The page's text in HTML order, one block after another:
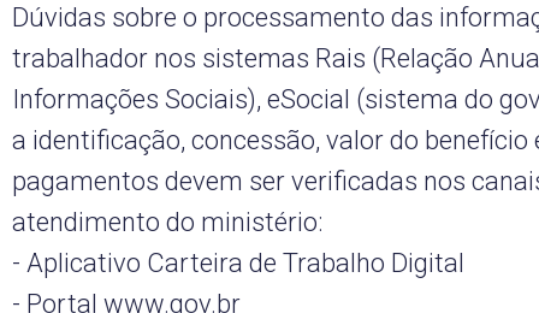
Dúvidas sobre o processamento das
trabalhador nos sistemas Rais (Relação
Informações Sociais), eSocial (sistema do
a identificação, concessão, valor do benefício
pagamentos devem ser verificadas nos
atendimento do ministério:
- Aplicativo Carteira de Trabalho Digital
- Portal www.gov.br